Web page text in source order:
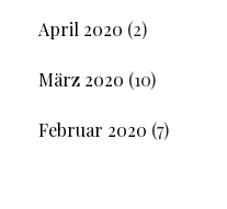
April 2020 (2)
März 2020 (10)
Februar 2020 (7)